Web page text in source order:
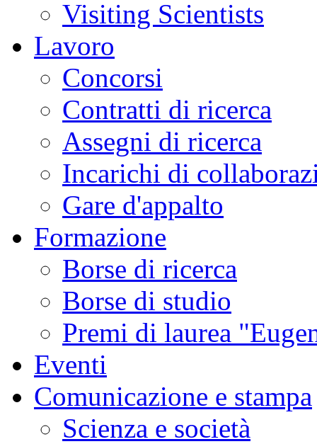
Visiting Scientists
Lavoro
Concorsi
Contratti di ricerca
Assegni di ricerca
Incarichi di
Gare d'appalto
Formazione
Borse di ricerca
Borse di studio
Premi di laurea
Eventi
Comunicazione e stampa
Scienza e società